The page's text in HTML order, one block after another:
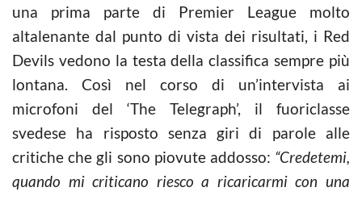
una prima parte di Premier League molto
altalenante dal punto di vista dei risultati, i Red
Devils vedono la testa della classifica sempre più
lontana. Così nel corso di un’intervista ai
microfoni del ‘The Telegraph’, il fuoriclasse
svedese ha risposto senza giri di parole alle
critiche che gli sono piovute addosso: “Credetemi,
quando mi criticano riesco a ricaricarmi con una